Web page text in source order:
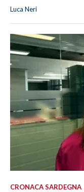
Luca Neri
CRONACA SARDEGNA